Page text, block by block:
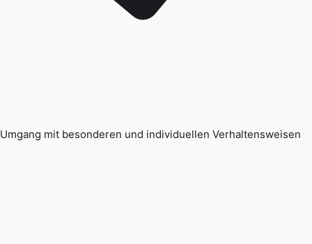
Umgang mit besonderen und individuellen Verhaltensweisen